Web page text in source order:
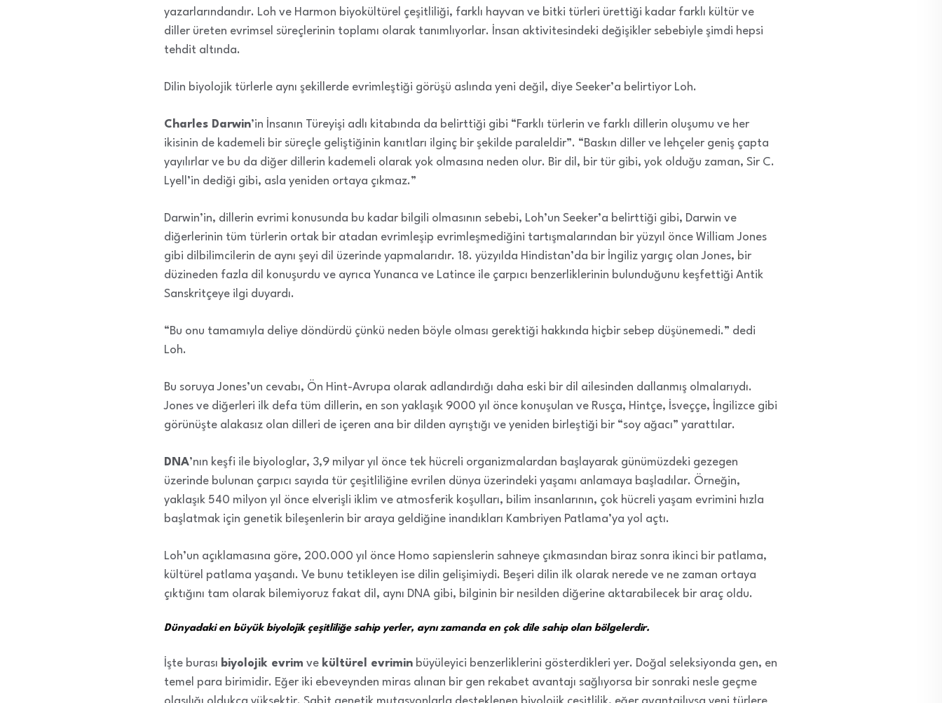
yazarlarındandır. Loh ve Harmon biyokültürel çeşitliliği, farklı hayvan ve bitki türleri ürettiği kadar farklı kültür ve
diller üreten evrimsel süreçlerinin toplamı olarak tanımlıyorlar. İnsan aktivitesindeki değişikler sebebiyle şimdi hepsi
tehdit altında.
Dilin biyolojik türlerle aynı şekillerde evrimleştiği görüşü aslında yeni değil, diye Seeker’a belirtiyor Loh.
Charles Darwin’in İnsanın Türeyişi adlı kitabında da belirttiği gibi “Farklı türlerin ve farklı dillerin oluşumu ve her
ikisinin de kademeli bir süreçle geliştiğinin kanıtları ilginç bir şekilde paraleldir”. “Baskın diller ve lehçeler geniş çapta
yayılırlar ve bu da diğer dillerin kademeli olarak yok olmasına neden olur. Bir dil, bir tür gibi, yok olduğu zaman, Sir C.
Lyell’in dediği gibi, asla yeniden ortaya çıkmaz.”
Darwin’in, dillerin evrimi konusunda bu kadar bilgili olmasının sebebi, Loh’un Seeker’a belirttiği gibi, Darwin ve
diğerlerinin tüm türlerin ortak bir atadan evrimleşip evrimleşmediğini tartışmalarından bir yüzyıl önce William Jones
gibi dilbilimcilerin de aynı şeyi dil üzerinde yapmalarıdır. 18. yüzyılda Hindistan’da bir İngiliz yargıç olan Jones, bir
düzineden fazla dil konuşurdu ve ayrıca Yunanca ve Latince ile çarpıcı benzerliklerinin bulunduğunu keşfettiği Antik
Sanskritçeye ilgi duyardı.
“Bu onu tamamıyla deliye döndürdü çünkü neden böyle olması gerektiği hakkında hiçbir sebep düşünemedi.” dedi
Loh.
Bu soruya Jones’un cevabı, Ön Hint-Avrupa olarak adlandırdığı daha eski bir dil ailesinden dallanmış olmalarıydı.
Jones ve diğerleri ilk defa tüm dillerin, en son yaklaşık 9000 yıl önce konuşulan ve Rusça, Hintçe, İsveççe, İngilizce gibi
görünüşte alakasız olan dilleri de içeren ana bir dilden ayrıştığı ve yeniden birleştiği bir “soy ağacı” yarattılar.
DNA’nın keşfi ile biyologlar, 3,9 milyar yıl önce tek hücreli organizmalardan başlayarak günümüzdeki gezegen
üzerinde bulunan çarpıcı sayıda tür çeşitliliğine evrilen dünya üzerindeki yaşamı anlamaya başladılar. Örneğin,
yaklaşık 540 milyon yıl önce elverişli iklim ve atmosferik koşulları, bilim insanlarının, çok hücreli yaşam evrimini hızla
başlatmak için genetik bileşenlerin bir araya geldiğine inandıkları Kambriyen Patlama’ya yol açtı.
Loh’un açıklamasına göre, 200.000 yıl önce Homo sapienslerin sahneye çıkmasından biraz sonra ikinci bir patlama,
kültürel patlama yaşandı. Ve bunu tetikleyen ise dilin gelişimiydi. Beşeri dilin ilk olarak nerede ve ne zaman ortaya
çıktığını tam olarak bilemiyoruz fakat dil, aynı DNA gibi, bilginin bir nesilden diğerine aktarabilecek bir araç oldu.
Dünyadaki en büyük biyolojik çeşitliliğe sahip yerler, aynı zamanda en çok dile sahip olan bölgelerdir.
İşte burası biyolojik evrim ve kültürel evrimin büyüleyici benzerliklerini gösterdikleri yer. Doğal seleksiyonda gen, en
temel para birimidir. Eğer iki ebeveynden miras alınan bir gen rekabet avantajı sağlıyorsa bir sonraki nesle geçme